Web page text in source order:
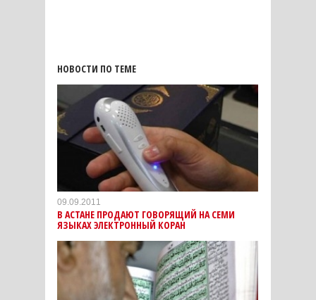
НОВОСТИ ПО ТЕМЕ
09.09.2011
В АСТАНЕ ПРОДАЮТ ГОВОРЯЩИЙ НА СЕМИ
ЯЗЫКАХ ЭЛЕКТРОННЫЙ КОРАН